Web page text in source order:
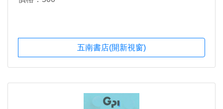
五南書店(開新視窗)